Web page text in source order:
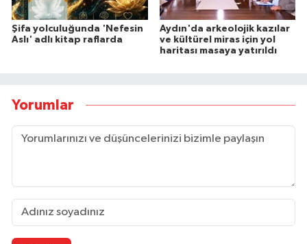
Şifa yolculuğunda 'Nefesin
Aslı' adlı kitap raflarda
Aydın'da arkeolojik kazılar
ve kültürel miras için yol
haritası masaya yatırıldı
Yorumlar